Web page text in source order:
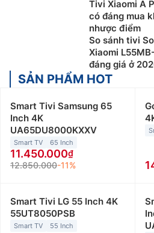
Tivi Xiaomi A
có đáng mua
nhược điểm
So sánh tivi
Xiaomi
đáng giá ở
SẢN PHẨM HOT
Smart Tivi Samsung 65
Inch 4K
UA65DU8000KXXV
Smart TV 65 Inch
11.450.000
12.850.000-11%
Smart Tivi LG 55 Inch 4K
55UT8050PSB
Smart TV 55 Inch